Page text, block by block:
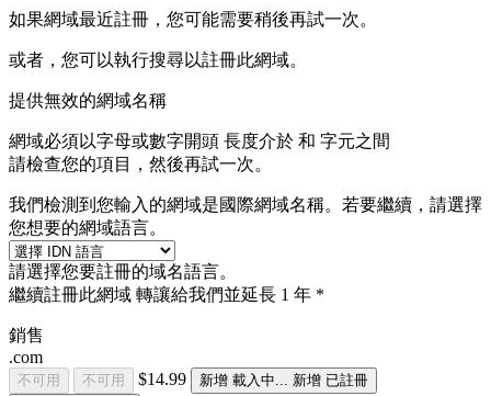
如果網域最近註冊，您可能需要稍後再試一次。
或者，您可以執行搜尋以註冊此網域。
提供無效的網域名稱
網域必須以字母或數字開頭 長度介於 和 字元之間
請檢查您的項目，然後再試一次。
我們檢測到您輸入的網域是國際網域名稱。若要繼續，請選擇
您想要的網域語言。
請選擇您要註冊的域名語言。
繼續註冊此網域 轉讓給我們並延長 1 年 *
銷售
.com
不可用 不可用 $14.99 新增 載入中... 新增 已註冊